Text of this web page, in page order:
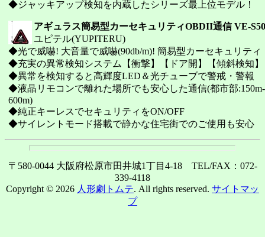
◆ジャッキアップ検知を内蔵したシリーズ最上位モデル！
アギュラス簡易型カーセキュリティOBDII通信 VE-
ユピテル(YUPITERU)
◆光で威嚇! 大音量で威嚇(90db/m)! 簡易型カーセキュリティ
◆充実の異常検知システム【衝撃】【ドア開】【傾斜検知
◆異常を検知すると高輝度LED＆光チューブで警戒・警報
◆液晶リモコンで離れた場所でも安心した通信(都市部:150m-
600m)
◆純正キーレスでセキュリティをON/OFF
◆サイレントモード搭載で静かな住宅街でのご使用も安心
〒580-0044 大阪府松原市田井城1丁目4-18 TEL/FAX：072-
339-4118
Copyright © 2026 人形劇トムテ. All rights reserved. サイトマッ
プ